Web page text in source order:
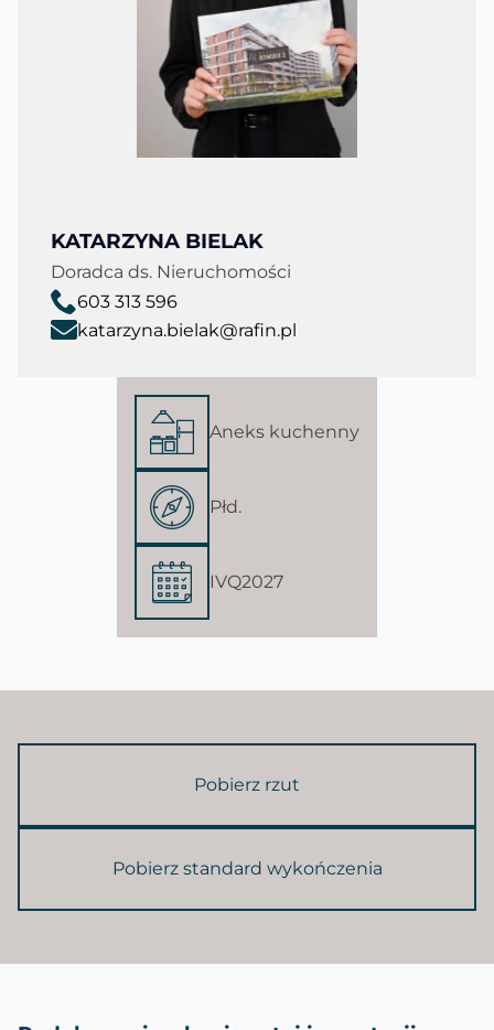
KATARZYNA BIELAK
Doradca ds. Nieruchomości
603 313 596
katarzyna.bielak@rafin.pl
Aneks kuchenny
Płd.
IVQ2027
Pobierz rzut
Pobierz standard wykończenia